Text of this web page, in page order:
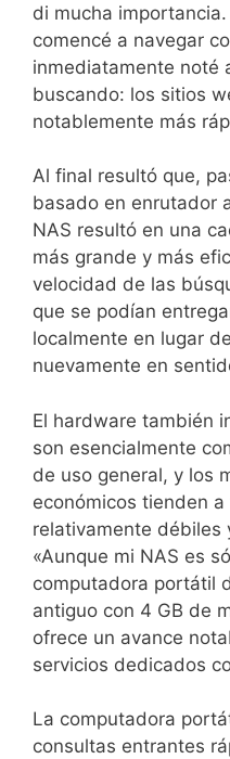
di mucha
comencé a navegar
inmediatamente noté
buscando: los sitios
notablemente más
Al final resultó que,
basado en enrutador
NAS resultó en una
más grande y más
velocidad de las
que se podían
localmente en lugar
nuevamente en
El hardware también
son esencialmente
de uso general, y los
económicos tienden
relativamente débiles
«Aunque mi NAS es
computadora portátil
antiguo con 4 GB de
ofrece un avance
servicios dedicados
La computadora
consultas entrantes